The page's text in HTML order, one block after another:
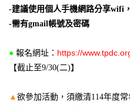
-建議使用個人手機網路分享wifi
-需有gmail帳號及密碼
● 報名網址： https://
【截止至9/30(二)】
▲ 欲參加活動，須繳清114年度常